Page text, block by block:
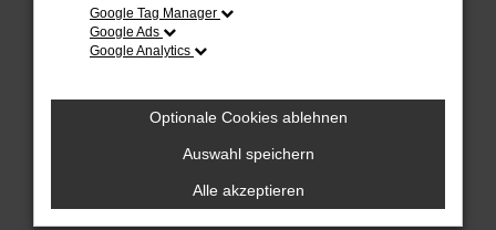
Hier sind ein paar Tipps, die dir helfen können:
Überprüfe deine Firewall und deine
Laden andere Webseiten, zum Beispiel deine
Prüfe deine Browsererweiterungen.
Manche Erweiterungen, wie Werbeblocker,
Google Tag Manager
Google Ads
Google Analytics
Optionale Cookies ablehnen
Auswahl speichern
Alle akzeptieren